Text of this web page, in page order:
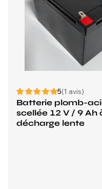
5(1 avis)
Batterie plomb-
scellée 12 V / 9 Ah
décharge lente